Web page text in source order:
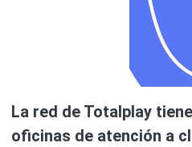
La red de Totalplay
oficinas de atención a